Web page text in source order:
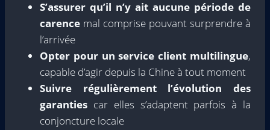
S’assurer qu’il n’y ait aucune période de
carence mal comprise pouvant surprendre à
l’arrivée
Opter pour un service client multilingue,
capable d’agir depuis la Chine à tout moment
Suivre régulièrement l’évolution des
garanties car elles s’adaptent parfois à la
conjoncture locale